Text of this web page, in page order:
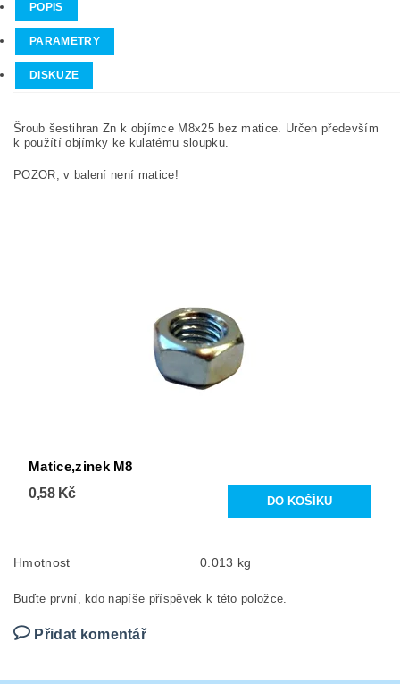
POPIS
PARAMETRY
DISKUZE
Šroub šestihran Zn k objímce M8x25 bez matice. Určen především
k použítí objímky ke kulatému sloupku.
POZOR, v balení není matice!
Matice,zinek M8
0,58 Kč
Hmotnost 0.013 kg
Buďte první, kdo napíše příspěvek k této položce.
Přidat komentář